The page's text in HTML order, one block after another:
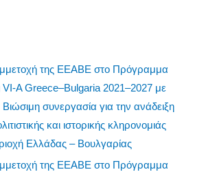
της ΕΕΑΒΕ στο Πρόγραμμα
VI-A Greece–Bulgaria 2021–2027 με
συνεργασία για την ανάδειξη
και ιστορικής κληρονομιάς
Ελλάδας – Βουλγαρίας
της ΕΕΑΒΕ στο Πρόγραμμα